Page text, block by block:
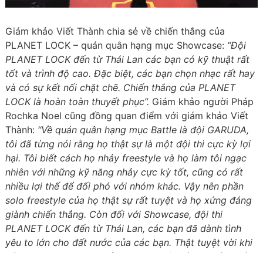
Giám khảo Viết Thành chia sẻ về chiến thắng của
PLANET LOCK – quán quân hạng mục Showcase: “Đội
PLANET LOCK đến từ Thái Lan các bạn có kỹ thuật rất
tốt và trình độ cao. Đặc biệt, các bạn chọn nhạc rất hay
và có sự kết nối chặt chẽ. Chiến thắng của PLANET
LOCK là hoàn toàn thuyết phục”. Giám khảo người Pháp
Rochka Noel cũng đồng quan điểm với giám khảo Viết
Thành: “Về quán quân hạng mục Battle là đội GARUDA,
tôi đã từng nói rằng họ thật sự là một đội thi cực kỳ lợi
hại. Tôi biết cách họ nhảy freestyle và họ làm tôi ngạc
nhiên với những kỹ năng nhảy cực kỳ tốt, cũng có rất
nhiều lợi thế để đối phó với nhóm khác. Vậy nên phần
solo freestyle của họ thật sự rất tuyệt và họ xứng đáng
giành chiến thắng. Còn đối với Showcase, đội thi
PLANET LOCK đến từ Thái Lan, các bạn đã dành tình
yêu to lớn cho đất nước của các bạn. Thật tuyệt vời khi